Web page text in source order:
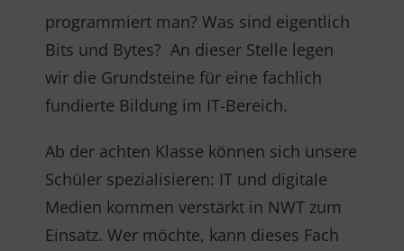
programmiert man? Was sind eigentlich
Bits und Bytes? An dieser Stelle legen
wir die Grundsteine für eine fachlich
fundierte Bildung im IT-Bereich.
Ab der achten Klasse können sich unsere
Schüler spezialisieren: IT und digitale
Medien kommen verstärkt in NWT zum
Einsatz. Wer möchte, kann dieses Fach